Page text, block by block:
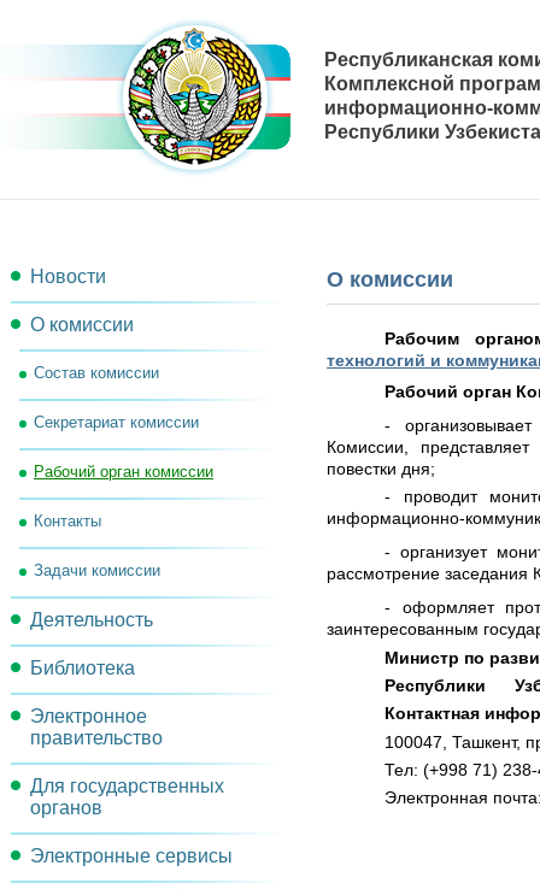
Республиканская
Комплексной
информационно-
Республики
Новости
О комиссии
Состав комиссии
Секретариат комиссии
Рабочий орган комиссии
Контакты
Задачи комиссии
Деятельность
План работы
Рабочие группы
Решения комиссии
Библиотека
Методические материалы
Нормативно-правовые акты
Электронное
правительство
Проекты и мероприятия
Реорганизация
операционных процессов
Для государственных
органов
Порядок инвентаризации
государственных услуг
Электронные сервисы
О комиссии
Рабочим
технологий и
Рабочий орган
-
Комиссии,
повестки дня;
- проводит
информационно-
- организует
рассмотрение заседания
- оформляет
заинтересованным
Министр по
Республики
Контактная
100047, Ташкент,
Тел: (+998 71)
Электронная